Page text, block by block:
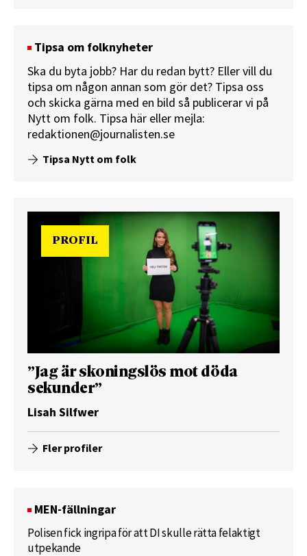
Tipsa om folknyheter
Ska du byta jobb? Har du redan bytt? Eller vill du
tipsa om någon annan som gör det? Tipsa oss
och skicka gärna med en bild så publicerar vi på
Nytt om folk. Tipsa här eller mejla:
redaktionen@journalisten.se
Tipsa Nytt om folk
PROFIL
”Jag är skoningslös mot döda
sekunder”
Lisah Silfwer
Fler profiler
MEN-fällningar
Polisen fick ingripa för att DI skulle rätta felaktigt
utpekande